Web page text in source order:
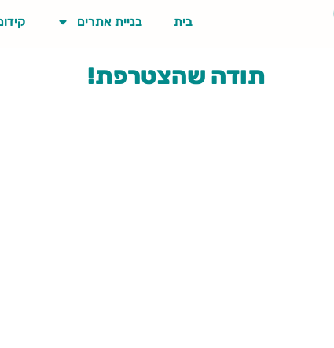
בית בניית אתרים
תודה שהצטרפת!